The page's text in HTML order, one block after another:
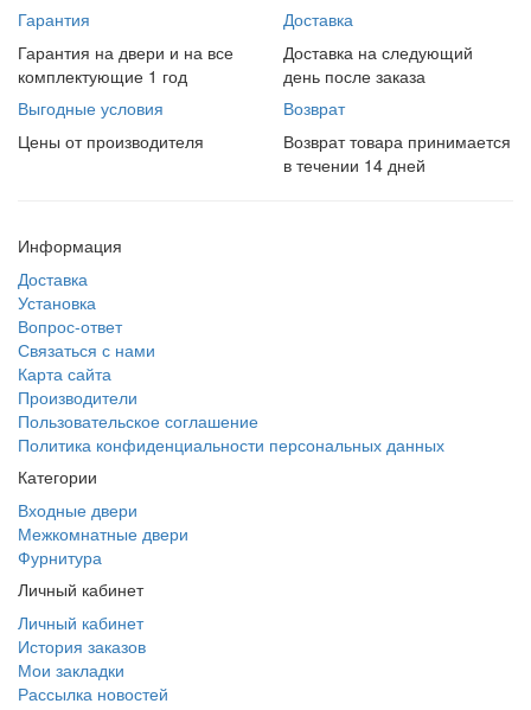
Гарантия
Гарантия на двери и на все
комплектующие 1 год
Доставка
Доставка на следующий
день после заказа
Выгодные условия
Цены от производителя
Возврат
Возврат товара принимается
в течении 14 дней
Информация
Доставка
Установка
Вопрос-ответ
Связаться с нами
Карта сайта
Производители
Пользовательское соглашение
Политика конфиденциальности персональных данных
Категории
Входные двери
Межкомнатные двери
Фурнитура
Личный кабинет
Личный кабинет
История заказов
Мои закладки
Рассылка новостей